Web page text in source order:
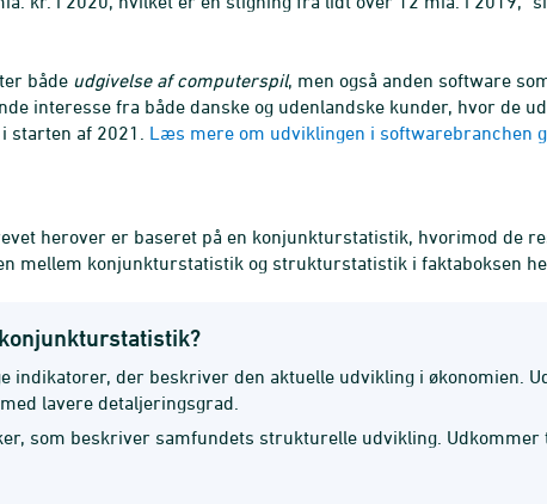
både udgivelse af computerspil, men også anden software
interesse fra både danske og udenlandske kunder, hvor de
starten af 2021. Læs mere om udviklingen i softwarebranchen
herover er baseret på en konjunkturstatistik, hvorimod de
mellem konjunkturstatistik og strukturstatistik i faktaboksen
indikatorer, der beskriver den aktuelle udvikling i økonomien.
lavere detaljeringsgrad.
som beskriver samfundets strukturelle udvikling. Udkommer